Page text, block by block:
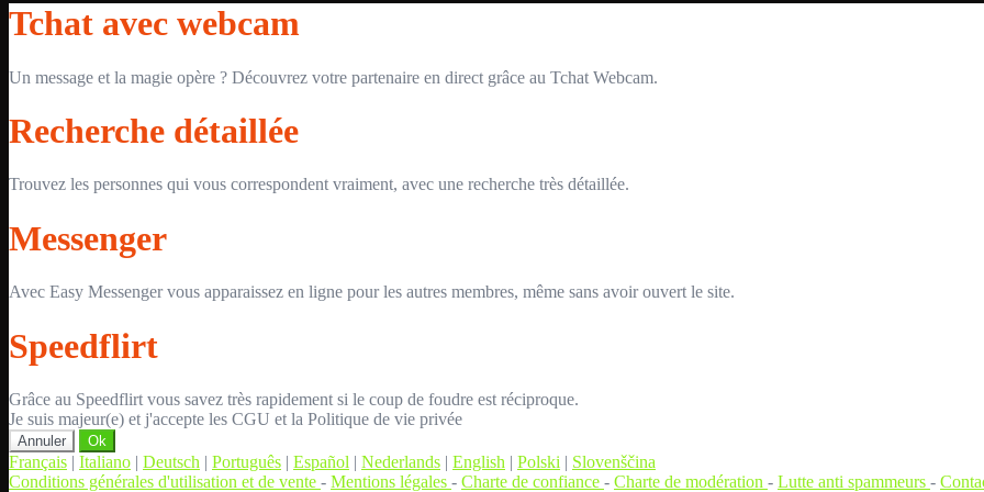
Tchat avec webcam
Un message et la magie opère ? Découvrez votre partenaire en direct grâce au Tchat Webcam.
Recherche détaillée
Trouvez les personnes qui vous correspondent vraiment, avec une recherche très détaillée.
Messenger
Avec Easy Messenger vous apparaissez en ligne pour les autres membres, même sans avoir ouvert le site.
Speedflirt
Grâce au Speedflirt vous savez très rapidement si le coup de foudre est réciproque.
Je suis majeur(e) et j'accepte les CGU et la Politique de vie privée
Annuler Ok
Français | Italiano | Deutsch | Português | Español | Nederlands | English | Polski | Slovenščina
Conditions générales d'utilisation et de vente - Mentions légales - Charte de confiance - Charte de modération - Lutte anti spammeurs -